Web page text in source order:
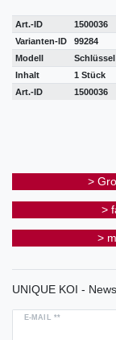
Art.-ID
1500036
Varianten-ID
99284
Modell
Inhalt
1 Stück
Art.-ID
1500036
>
>
>
UNIQUE KOI -
E-MAIL **